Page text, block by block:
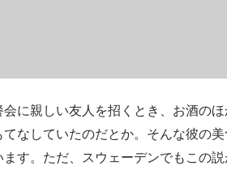
に親しい友人を招くとき、お酒の
なしていたのだとか。そんな彼の
す。ただ、スウェーデンでもこの